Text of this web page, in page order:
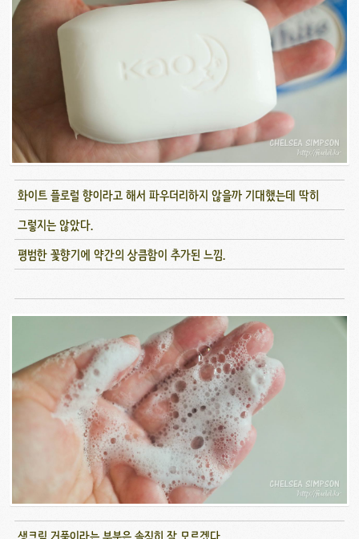
화이트 플로럴 향이라고 해서 파우더리하지 않을까 기대했는데 딱히
그렇지는 않았다.
평범한 꽃향기에 약간의 상큼함이 추가된 느낌.